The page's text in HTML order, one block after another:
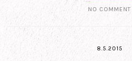
NO COMMENT
8.5.2015